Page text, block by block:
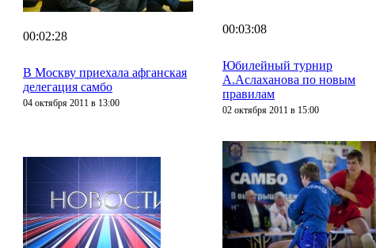
00:02:28
В Москву приехала афганская
делегация самбо
04 октября 2011 в 13:00
00:03:08
Юбилейный турнир
А.Аслаханова по новым
правилам
02 октября 2011 в 15:00